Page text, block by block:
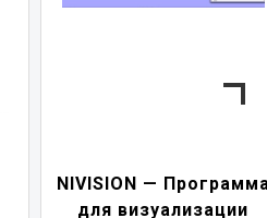
NIVISION —
для визуализации